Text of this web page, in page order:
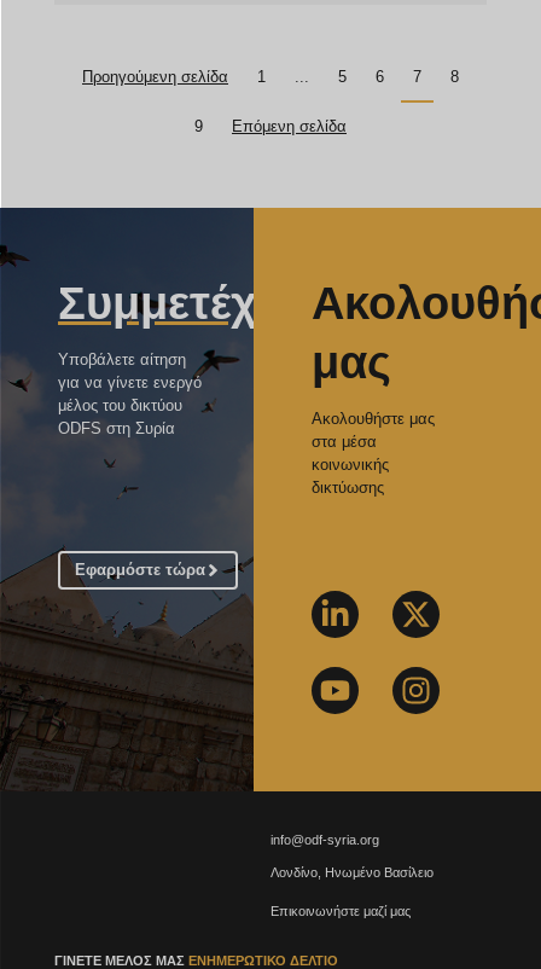
Προηγούμενη σελίδα 1 5 6 7 8
9 Επόμενη σελίδα
Συμμετέχετε
Υποβάλετε αίτηση
για να γίνετε ενεργό
μέλος του δικτύου
ODFS στη Συρία
Εφαρμόστε τώρα
μας
Ακολουθήστε μας
στα μέσα
κοινωνικής
δικτύωσης
info@odf-syria.org
Λονδίνο, Ηνωμένο Βασίλειο
Επικοινωνήστε μαζί μας
ΓΊΝΕΤΕ ΜΈΛΟΣ ΜΑΣ ΕΝΗΜΕΡΩΤΙΚΌ ΔΕΛΤΊΟ